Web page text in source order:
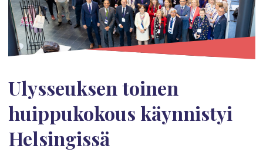
Ulysseuksen toinen
huippukokous käynnistyi
Helsingissä